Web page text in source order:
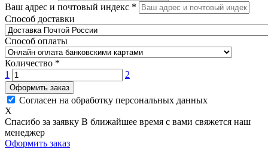
Ваш адрес и почтовый индекс *
Способ доставки
Способ оплаты
Количество *
1
2
Оформить заказ
Согласен на обработку персональных данных
X
Спасибо за заявку В ближайшее время с вами свяжется наш
менеджер
Оформить заказ